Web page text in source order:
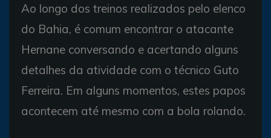
Ao longo dos treinos realizados pelo elenco
do Bahia, é comum encontrar o atacante
Hernane conversando e acertando alguns
detalhes da atividade com o técnico Guto
Ferreira. Em alguns momentos, estes papos
acontecem até mesmo com a bola rolando.